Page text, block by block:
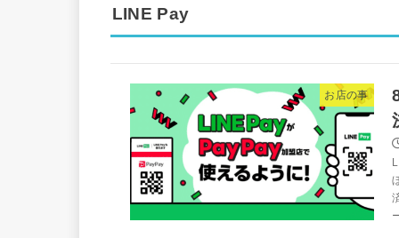
LINE Pay
お店の事